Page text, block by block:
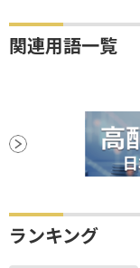
関連用語一覧
ランキング